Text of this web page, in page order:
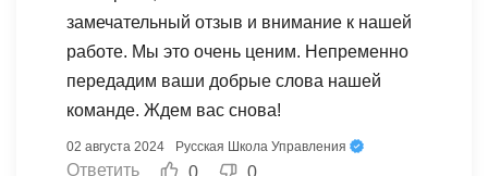
замечательный отзыв и внимание к нашей
работе. Мы это очень ценим. Непременно
передадим ваши добрые слова нашей
команде. Ждем вас снова!
02 августа 2024 Русская Школа Управления
Ответить 0 0